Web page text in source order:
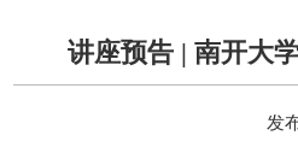
讲座预告 | 南开大
发